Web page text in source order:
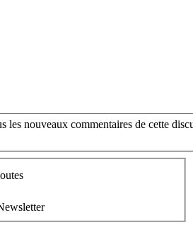
les nouveaux commentaires de cette